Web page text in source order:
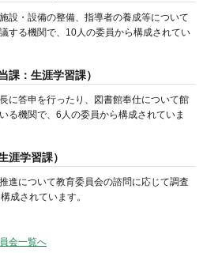
設・設備の整備、指導者の養成等について
する機関で、10人の委員から構成されてい
課：生涯学習課）
に答申を行ったり、図書館奉仕について館
る機関で、6人の委員から構成されていま
涯学習課）
進について教育委員会の諮問に応じて調査
成されています。
会一覧へ